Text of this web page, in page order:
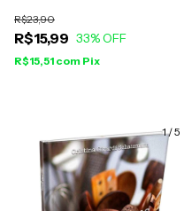
R$15,99
R$23,90
33% OFF
R$15,51 com Pix
1/5